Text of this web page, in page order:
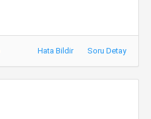
Hata Bildir Soru Detay